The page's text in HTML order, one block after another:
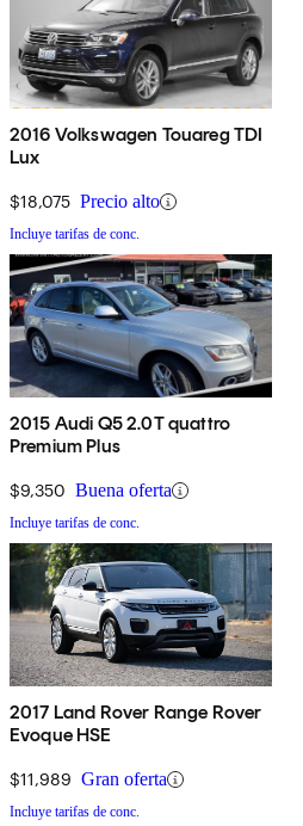
2016 Volkswagen Touareg TDI
Lux
$18,075 Precio alto
Incluye tarifas de conc.
2015 Audi Q5 2.0T quattro
Premium Plus
$9,350 Buena oferta
Incluye tarifas de conc.
2017 Land Rover Range Rover
Evoque HSE
$11,989 Gran oferta
Incluye tarifas de conc.